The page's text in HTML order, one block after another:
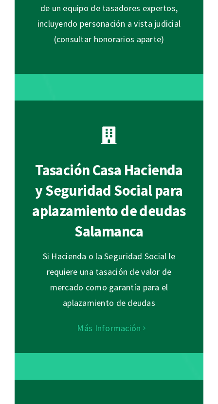
de un equipo de tasadores expertos,
incluyendo personación a vista judicial
(consultar honorarios aparte)
Tasación Casa Hacienda
y Seguridad Social para
aplazamiento de deudas
Salamanca
Si Hacienda o la Seguridad Social le
requiere una tasación de valor de
mercado como garantía para el
aplazamiento de deudas
Más Información